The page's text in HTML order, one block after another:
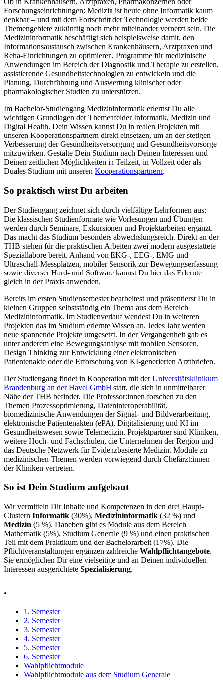
Ob in Krankenhäusern, Arztpraxen, Pharmakonzernen oder
Forschungseinrichtungen: Medizin ist heute ohne Informatik kaum
denkbar – und mit dem Fortschritt der Technologie werden beide
Themengebiete zukünftig noch mehr miteinander vernetzt sein. Die
Medizininformatik beschäftigt sich beispielsweise damit, den
Informationsaustausch zwischen Krankenhäusern, Arztpraxen und
Reha-Einrichtungen zu optimieren, Programme für medizinische
Anwendungen im Bereich der Diagnostik und Therapie zu erstellen,
assistierende Gesundheitstechnologien zu entwickeln und die
Planung, Durchführung und Auswertung klinischer oder
pharmakologischer Studien zu unterstützen.
Im Bachelor-Studiengang Medizininformatik erlernst Du alle
wichtigen Grundlagen der Themenfelder Informatik, Medizin und
Digital Health. Dein Wissen kannst Du in realen Projekten mit
unseren Kooperationspartnern direkt einsetzen, um an der stetigen
Verbesserung der Gesundheitsversorgung und Gesundheitsvorsorge
mitzuwirken. Gestalte Dein Studium nach Deinen Interessen und
Deinen zeitlichen Möglichkeiten in Teilzeit, in Vollzeit oder als
Duales Studium mit unseren Kooperationspartnern.
So praktisch wirst Du arbeiten
Der Studiengang zeichnet sich durch vielfältige Lehrformen aus:
Die klassischen Studienformate wie Vorlesungen und Übungen
werden durch Seminare, Exkursionen und Projektarbeiten ergänzt.
Das macht das Studium besonders abwechslungsreich. Direkt an der
THB stehen für die praktischen Arbeiten zwei modern ausgestattete
Speziallabore bereit. Anhand von EKG-, EEG-, EMG und
Ultraschall-Messplätzen, mobiler Sensorik zur Bewegungserfassung
sowie diverser Hard- und Software kannst Du hier das Erlernte
gleich in der Praxis anwenden.
Bereits im ersten Studiensemester bearbeitest und präsentierst Du in
kleinen Gruppen selbstständig ein Thema aus dem Bereich
Medizininformatik. Im Studienverlauf wendest Du in weiteren
Projekten das im Studium erlernte Wissen an. Jedes Jahr werden
neue spannende Projekte umgesetzt. In der Vergangenheit gab es
unter anderem eine Bewegungsanalyse mit mobilen Sensoren,
Design Thinking zur Entwicklung einer elektronischen
Patientenakte oder die Erforschung von KI-generierten Arztbriefen.
Der Studiengang findet in Kooperation mit derUniversitätsklinikum
Brandenburg an der Havel GmbH statt, die sich in unmittelbarer
Nähe der THB befindet. Die Professor:innen forschen zu den
Themen Prozessoptimierung, Dateninteroperabilität,
biomedizinische Anwendungen der Signal- und Bildverarbeitung,
elektronische Patientenakten (ePA), Digitalisierung und KI im
Gesundheitswesen sowie Telemedizin. Projektpartner sind Kliniken,
weitere Hoch- und Fachschulen, die Unternehmen der Region und
das Deutsche Netzwerk für Evidenzbasierte Medizin. Module zu
medizinischen Themen werden vorwiegend durch Chefärzt:innen
der Kliniken vertreten.
So ist Dein Studium aufgebaut
Wir vermitteln Dir Inhalte und Kompetenzen in den drei Haupt-
Clustern Informatik (30%), Medizininformatik (32 %) und
Medizin (5 %). Daneben gibt es Module aus dem Bereich
Mathematik (5%), Studium Generale (9 %) und einen praktischen
Teil mit dem Praktikum und der Bachelorarbeit (17%). Die
Pflichtveranstaltungen ergänzen zahlreiche Wahlpflichtangebote.
Sie ermöglichen Dir eine vielseitige und an Deinen individuellen
Interessen ausgerichtete Spezialisierung.
.
1. Semester
2. Semester
3. Semester
4. Semester
5. Semester
6. Semester
Wahlpflichtmodule
Wahlpflichtmodule aus dem Studium Generale